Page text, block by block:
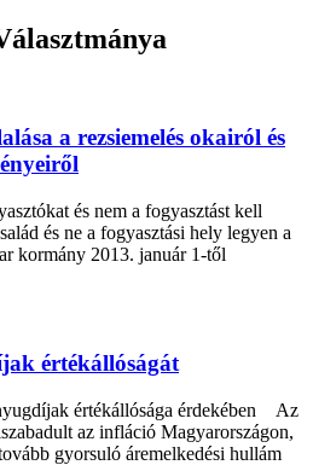
a rezsiemelés okairól és
és nem a fogyasztást kell
és ne a fogyasztási hely legyen a
kormány 2013. január 1-től
értékállóságát
értékállósága érdekében Az
az infláció Magyarországon,
gyorsuló áremelkedési hullám